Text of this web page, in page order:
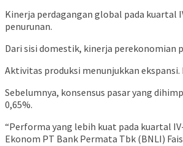
Kinerja perdagangan global pada kuartal
penurunan.
Dari sisi domestik, kinerja perekonomian
Aktivitas produksi menunjukkan ekspansi.
Sebelumnya, konsensus pasar yang
0,65%.
“Performa yang lebih kuat pada kuartal
Ekonom PT Bank Permata Tbk (BNLI)